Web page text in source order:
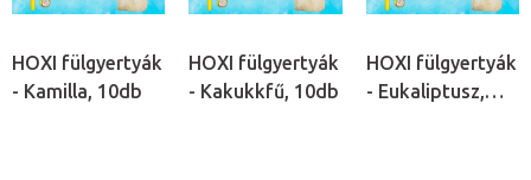
HOXI fülgyertyák
- Kamilla, 10db
HOXI fülgyertyák
- Kakukkfű, 10db
HOXI fülgyertyák
- Eukaliptusz,